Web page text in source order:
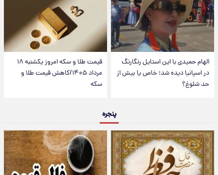
الهام حمیدی با این استایل رنگارنگ
در اسپانیا دیده شد؛ خاص یا بیش از
حد شلوغ؟
قیمت طلا و سکه امروز یکشنبه ۱۸
مرداد ۱۴۰۵/کاهش قیمت طلا و
سکه
پنجره